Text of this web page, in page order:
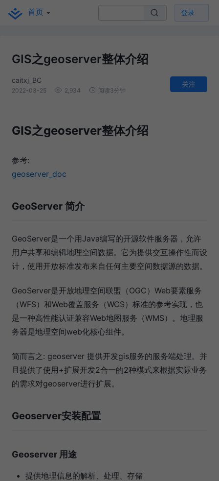
首页 登录
GIS之geoserver整体介绍
caitxj_BC
2022-03-25 2,934 阅读3分钟
关注
GIS之geoserver整体介绍
参考:
geoserver_doc
GeoServer 简介
GeoServer是一个用Java编写的开源软件服务器，允许
用户共享和编辑地理空间数据。它为提供交互操作性而设
计，使用开放标准发布来自任何主要空间数据源的数据。
GeoServer是开放地理空间联盟（OGC）Web要素服务
（WFS）和Web覆盖服务（WCS）标准的参考实现，也
是一种高性能认证兼容Web地图服务（WMS）。地理服
务器是地理空间web化核心组件。
简而言之: geoserver 提供开发gis服务的服务端处理。并
且提供了使用+扩展开发2合一的2种模式来根据实际业务
的需求对geoserver进行扩展。
Geoserver安装配置
Geoserver 用途
提供地理信息的解析、处理、存储